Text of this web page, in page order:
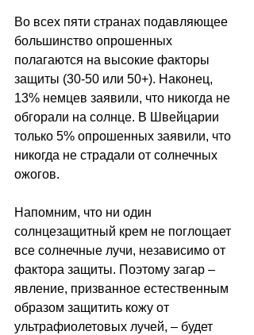
Во всех пяти странах подавляющее
большинство опрошенных
полагаются на высокие факторы
защиты (30-50 или 50+). Наконец,
13% немцев заявили, что никогда не
обгорали на солнце. В Швейцарии
только 5% опрошенных заявили, что
никогда не страдали от солнечных
ожогов.
Напомним, что ни один
солнцезащитный крем не поглощает
все солнечные лучи, независимо от
фактора защиты. Поэтому загар –
явление, призванное естественным
образом защитить кожу от
ультрафиолетовых лучей, – будет